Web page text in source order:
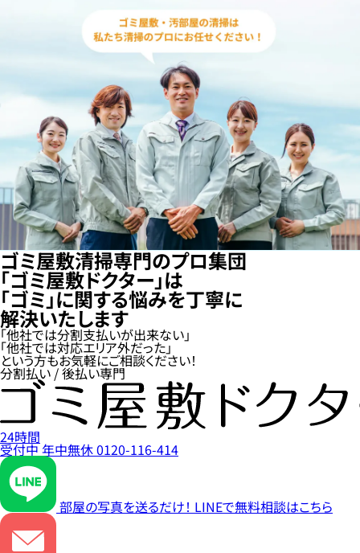
ゴミ屋敷清掃専門のプロ集団
「ゴミ屋敷ドクター」は
「ゴミ」に関する悩みを丁寧に
解決いたします
「他社では分割支払いが出来ない」
「他社では対応エリア外だった」
という方もお気軽にご相談ください！
分割払い / 後払い専門
24時間
受付中年中無休0120-116-414
部屋の写真を送るだけ！ LINEで無料相談はこちら